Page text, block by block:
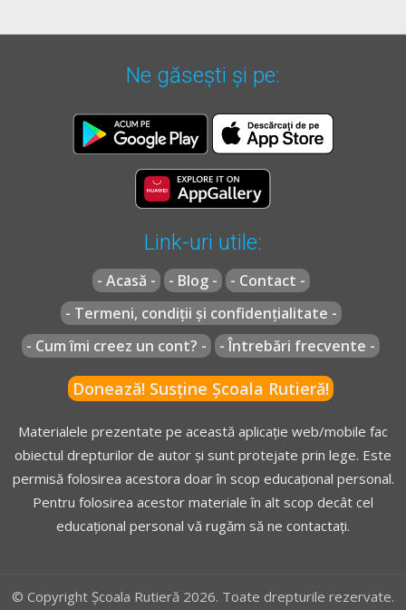
Ne găsești și pe:
Link-uri utile:
- Acasă - - Blog -
- Contact -
- Termeni, condiții și confidențialitate -
- Cum îmi creez un cont? -
- Întrebări frecvente -
Donează! Susține Școala Rutieră!
Materialele prezentate pe această aplicație web/mobile fac
obiectul drepturilor de autor și sunt protejate prin lege. Este
permisă folosirea acestora doar în scop educațional personal.
Pentru folosirea acestor materiale în alt scop decât cel
educațional personal vă rugăm să ne contactați.
© Copyright Școala Rutieră 2026. Toate drepturile rezervate.